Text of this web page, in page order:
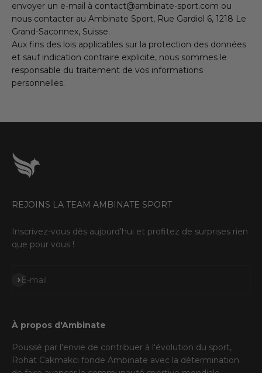
envoyer un e-mail à contact@ambinate-sport.com ou
nous contacter au Ambinate Sport, Rue Gardiol 6, 1218 Le
Grand-Saconnex, Suisse.
Aux fins des lois applicables sur la protection des données
et sauf indication contraire explicite, nous sommes le
responsable du traitement de vos informations
personnelles.
REJOINS LA TEAM AMBINATE SPORT
Inscrivez-vous dès aujourd'hui et profitez de surprises rien
que pour vous !
E-mail
S'inscrire
À propos d'Ambinate
Poussé par l'envie de contribuer à l'évolution du sport,
Rohat Cakmakci fonde Ambinate avec la détermination